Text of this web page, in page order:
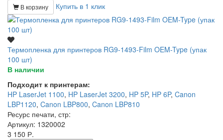
В корзину Купить в 1 клик
Термопленка для принтеров RG9-1493-Film OEM-Type (упак
100 шт)
В наличии
Подходит к принтерам:
HP LaserJet 1100, HP LaserJet 3200, HP 5P, HP 6P, Canon
LBP1120, Canon LBP800, Canon LBP810
Ресурс печати, стр:
Артикул: 1320002
3 150 Р.